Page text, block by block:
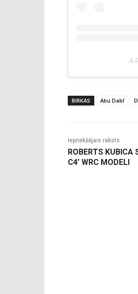
A
BIRKAS Abu Dabī
Iepriekšējais raksts
ROBERTS KUBICA
C4’ WRC MODELI